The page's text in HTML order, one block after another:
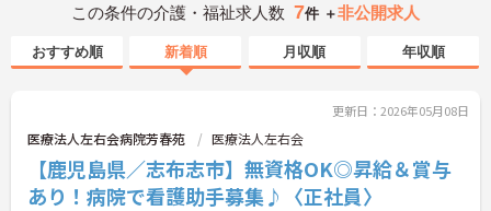
この条件の介護・福祉求人数 7件 ＋非公開求人
おすすめ順 新着順 月収順 年収順
更新日：2026年05月08日
医療法人左右会病院芳春苑 医療法人左右会
【鹿児島県／志布志市】無資格OK◎昇給＆賞与
あり！病院で看護助手募集♪〈正社員〉